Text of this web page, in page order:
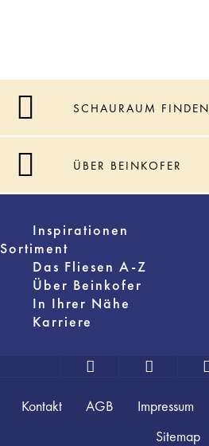
SCHAURAUM FINDEN
ÜBER BEINKOFER
Inspirationen
Sortiment
Das Fliesen A-Z
Über Beinkofer
In Ihrer Nähe
Karriere
Kontakt AGB Impressum
Sitemap